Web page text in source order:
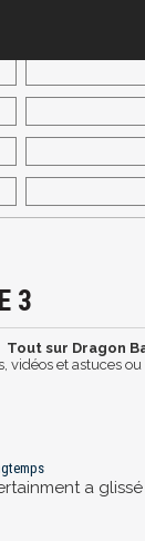
3
Tout sur Dragon
vidéos et astuces
a